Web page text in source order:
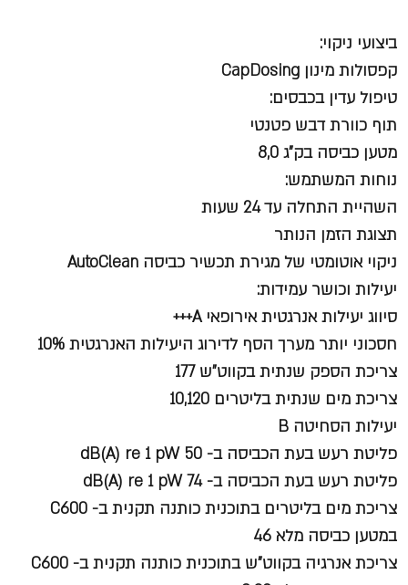
ביצועי ניקוי:
קפסולות מינון CapDosing
טיפול עדין בכבסים:
תוף כוורת דבש פטנטי
מטען כביסה בק"ג 8,0
נוחות המשתמש:
השהיית התחלה עד 24 שעות
תצוגת הזמן הנותר
ניקוי אוטומטי של מגירת תכשיר כביסה AutoClean
יעילות וכושר עמידות:
סיווג יעילות אנרגטית אירופאי A+++
חסכוני יותר מערך הסף לדירוג היעילות האנרגטית 10%
צריכת הספק שנתית בקווט"ש 177
צריכת מים שנתית בליטרים 10,120
יעילות הסחיטה B
פליטת רעש בעת הכביסה ב- dB(A) re 1 pW 50
פליטת רעש בעת הכביסה ב- dB(A) re 1 pW 74
צריכת מים בליטרים בתוכנית כותנה תקנית ב- C600
במטען כביסה מלא 46
צריכת אנרגיה בקווט"ש בתוכנית כותנה תקנית ב- C600